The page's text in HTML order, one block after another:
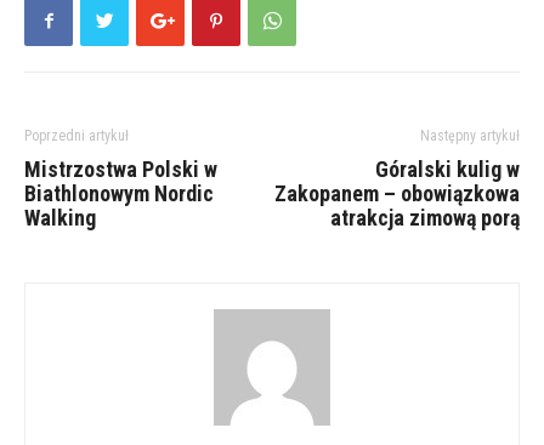
Poprzedni artykuł
Mistrzostwa Polski w
Biathlonowym Nordic
Walking
Następny artykuł
Góralski kulig w
Zakopanem – obowiązkowa
atrakcja zimową porą